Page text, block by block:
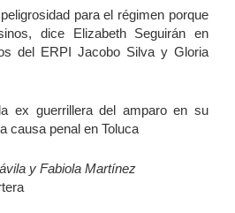
Loewe: Nachruf des
Salzburg von Edith Hanel
Loewe: Obituario del Comité de
García
para el régimen porque
dice Elizabeth Seguirán en
del ERPI Jacobo Silva y Gloria
ex guerrillera del amparo en su
causa penal en Toluca
y Fabiola Martínez